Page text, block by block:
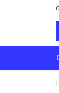
Gündem
Hava
Trafik
Puan